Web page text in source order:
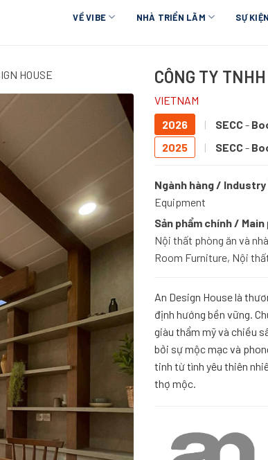
VỀ VIBE NHÀ TRIỂN LÃM SỰ KIỆN
HOUSE CÔNG TY
VIETNAM
2026
| SECC-
2025
| SECC-
Ngành hàng /
Equipment
Sản phẩm chính /
Nội thất phòng ăn và
Room Furniture, Nội
An Design House là
định hướng bền vững.
giàu thẩm mỹ và chiều
bởi sự mộc mạc và
tinh từ tình yêu thiên
thợ mộc.